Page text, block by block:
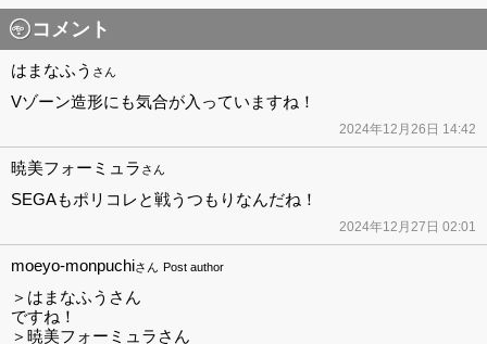
コメント
はまなふう さん
Vゾーン造形にも気合が入っていますね！
2024年12月26日 14:42
暁美フォーミュラ さん
SEGAもポリコレと戦うつもりなんだね！
2024年12月27日 02:01
moeyo-monpuchiさん Post author
＞はまなふうさん
ですね！
＞暁美フォーミュラさん